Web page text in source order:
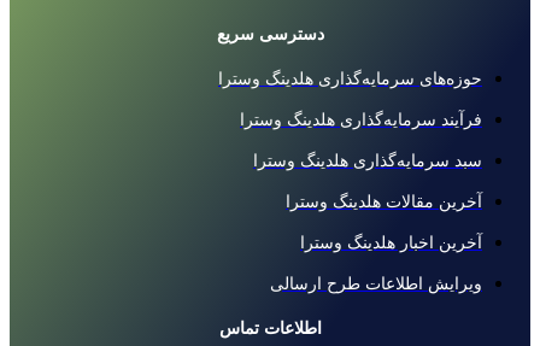
دسترسی سریع
حوزه‌های سرمایه‌گذاری هلدینگ وسترا
فرآیند سرمایه‌گذاری هلدینگ وسترا
سبد سرمایه‌گذاری هلدینگ وسترا
آخرین مقالات هلدینگ وسترا
آخرین اخبار هلدینگ وسترا
ویرایش اطلاعات طرح ارسالی
اطلاعات تماس